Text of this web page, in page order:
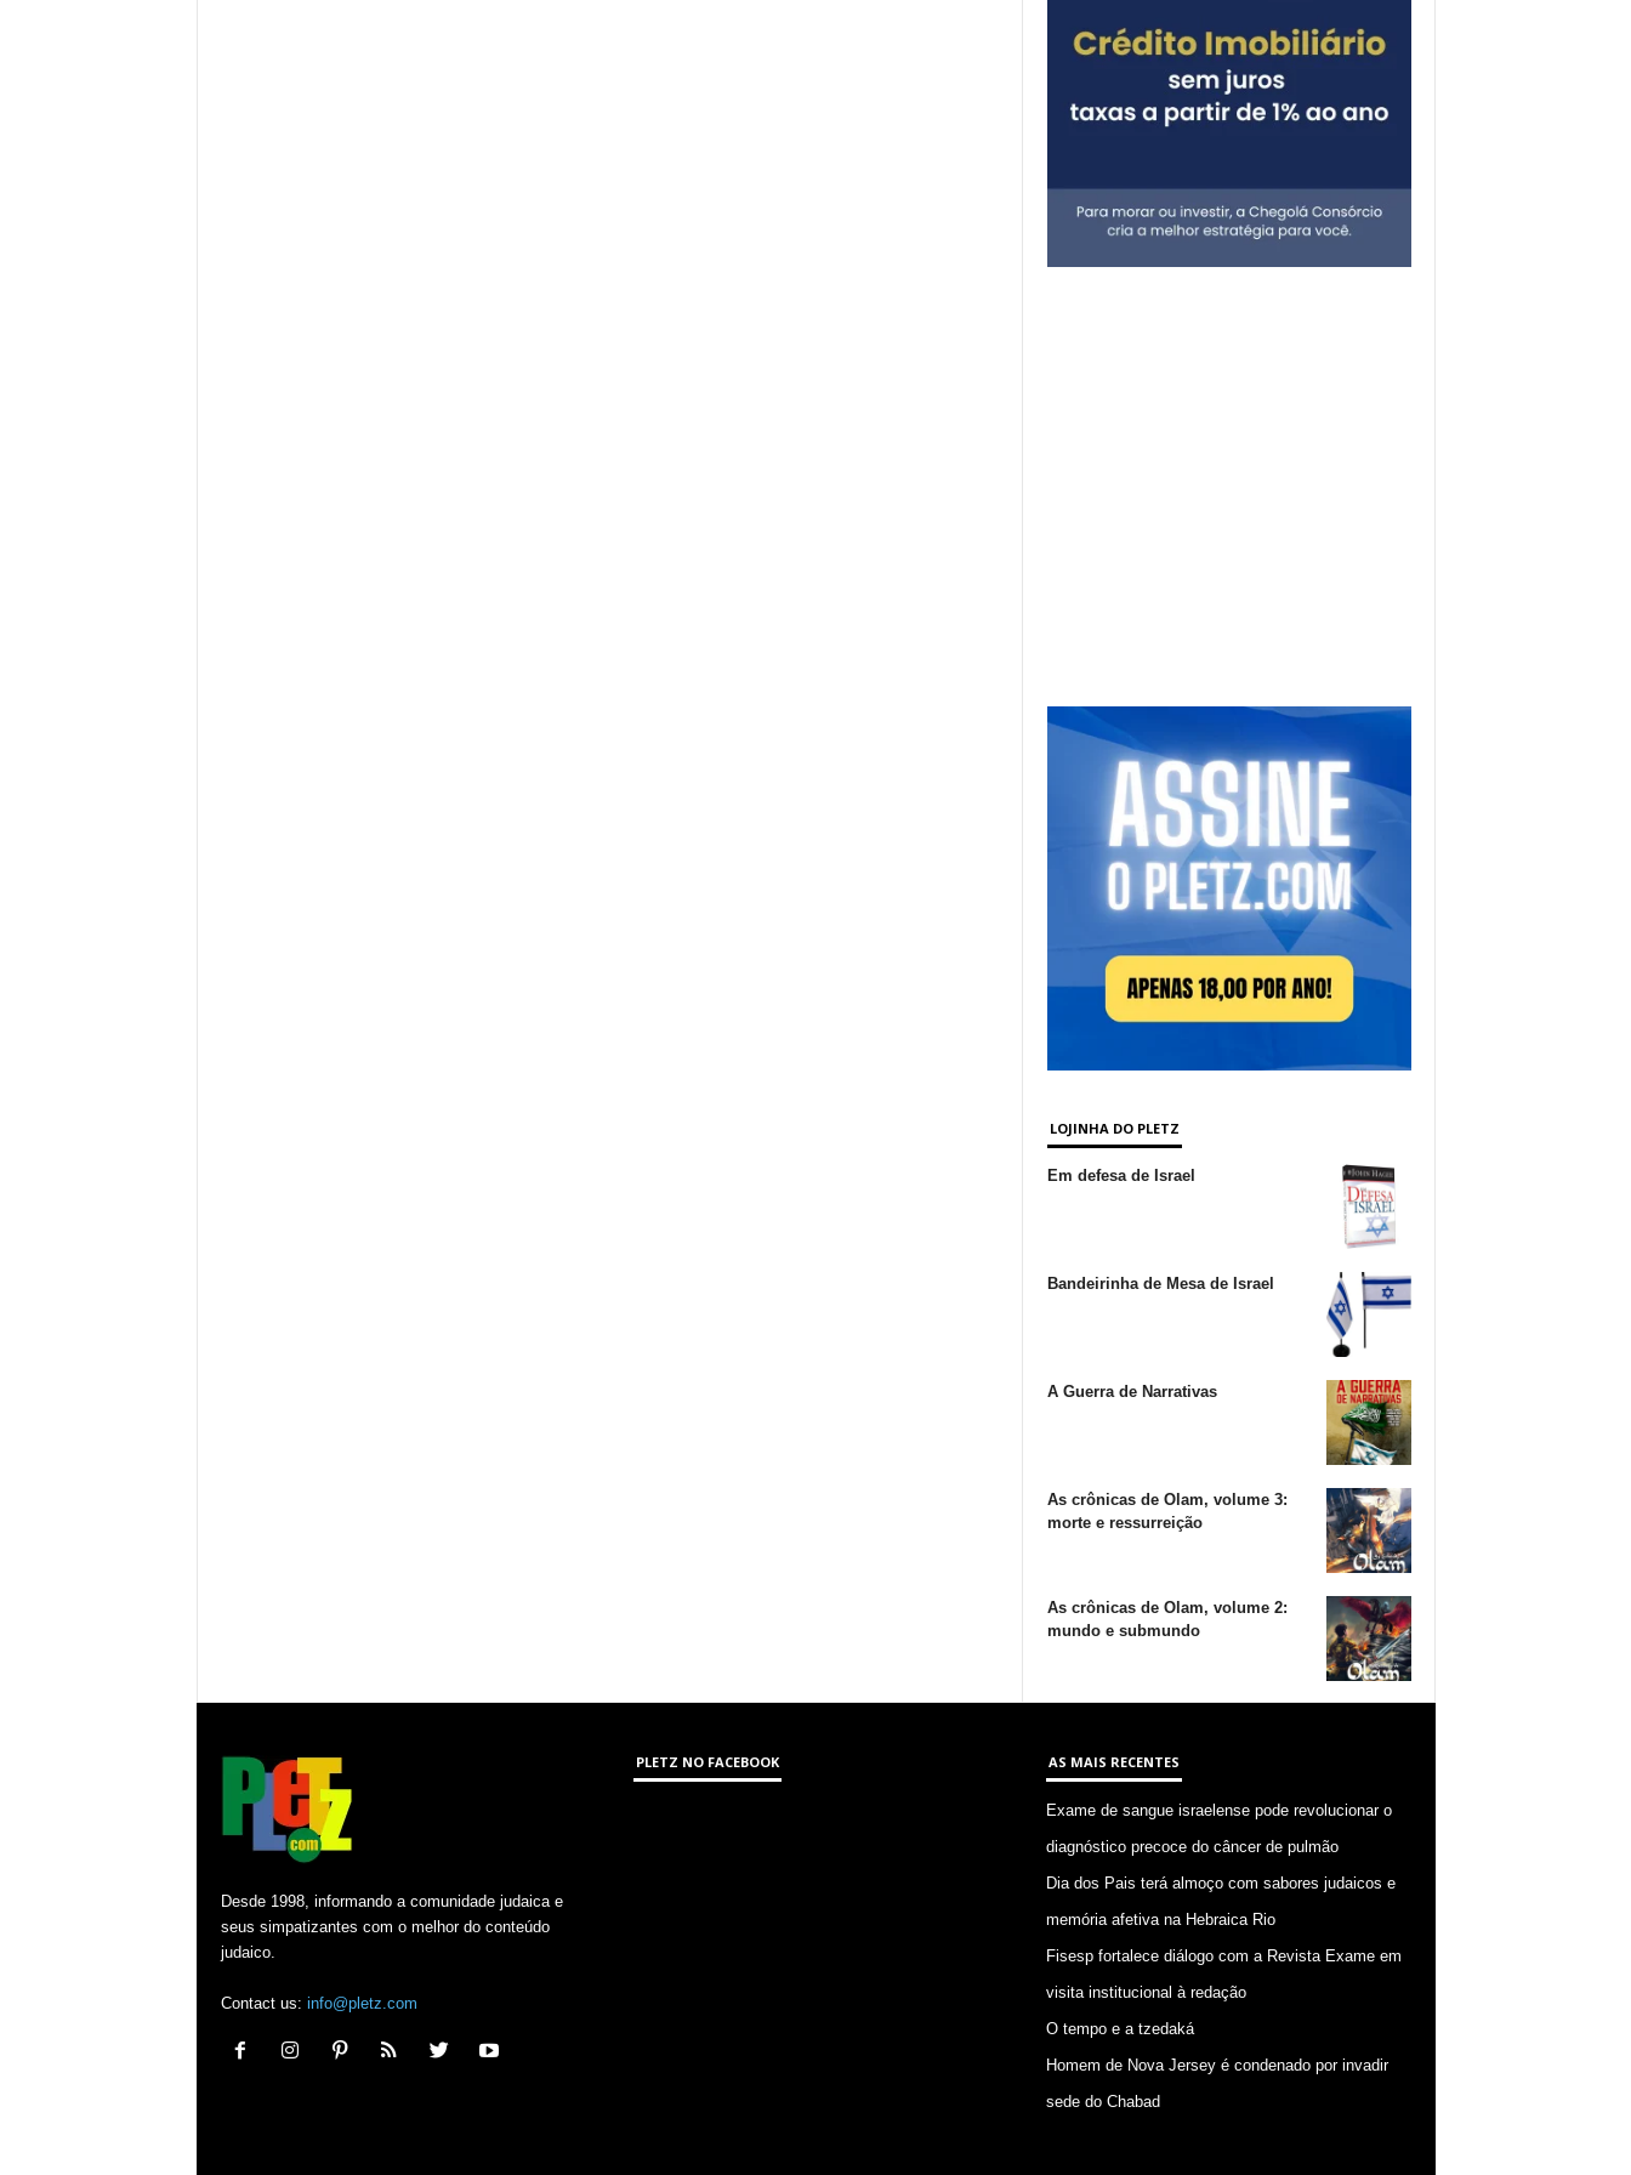
LOJINHA DO PLETZ
Em defesa de Israel
Bandeirinha de Mesa de Israel
A Guerra de Narrativas
As crônicas de Olam, volume 3:
morte e ressurreição
As crônicas de Olam, volume 2:
mundo e submundo
Desde 1998, informando a comunidade judaica e
seus simpatizantes com o melhor do conteúdo
judaico.
Contact us: info@pletz.com
PLETZ NO FACEBOOK AS MAIS RECENTES
Exame de sangue israelense pode revolucionar o
diagnóstico precoce do câncer de pulmão
Dia dos Pais terá almoço com sabores judaicos e
memória afetiva na Hebraica Rio
Fisesp fortalece diálogo com a Revista Exame em
visita institucional à redação
O tempo e a tzedaká
Homem de Nova Jersey é condenado por invadir
sede do Chabad